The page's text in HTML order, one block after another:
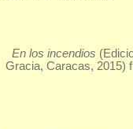
En los incendios
Gracia, Caracas, 2015)